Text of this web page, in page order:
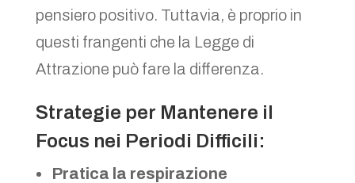
pensiero positivo. Tuttavia, è proprio in
questi frangenti che la Legge di
Attrazione può fare la differenza.
Strategie per Mantenere il
Focus nei Periodi Difficili:
Pratica la respirazione